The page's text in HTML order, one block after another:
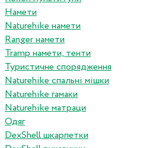
Намети
Naturehike намети
Ranger намети
Tramp намети, тенти
Туристичне спорядження
Naturehike спальні мішки
Naturehike гамаки
Naturehike матраци
Одяг
DexShell шкарпетки